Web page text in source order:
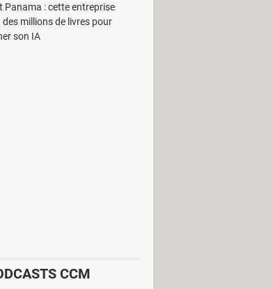
de puces mémoire,
aux nouvelles
2022 et SK Hynix semble
un moment sur d'autres
(PC et Mac)
de meilleurs
génération dite Alder
– pour devenir le
à présent des barrettes
ou 15 ans – à moindre
Panama : cette entreprise
millions de livres pour
son IA
CCM